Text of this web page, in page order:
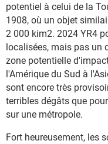
potentiel à celui de la
1908, où un objet
2 000 kim2. 2024 YR4
localisées, mais pas un
zone potentielle
l'Amérique du Sud à
sont encore très
terribles dégâts que
sur une métropole.
Fort heureusement, les